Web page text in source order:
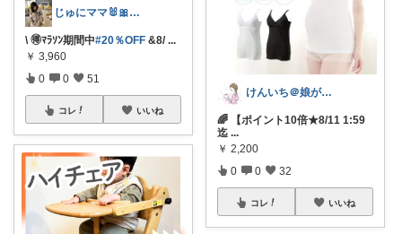
じゅにママ🐰🎀2yboyワーママ
\ 🉐ﾏﾗｿﾝ期間中#20％OFF &8/ ...
￥ 3,960
0 0 51
コレ いいね
けんいち＠娘が喜んだマタニティ用品
🌈 【ポイント10倍★8/11 1:59
迄 ...
￥ 2,200
0 0 32
コレ いいね